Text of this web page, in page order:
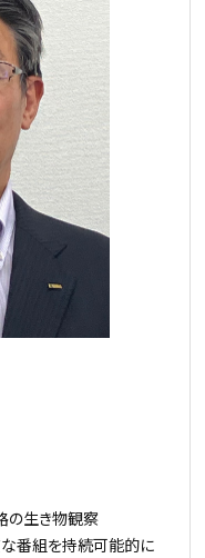
の生き物観察
番組を持続可能的に